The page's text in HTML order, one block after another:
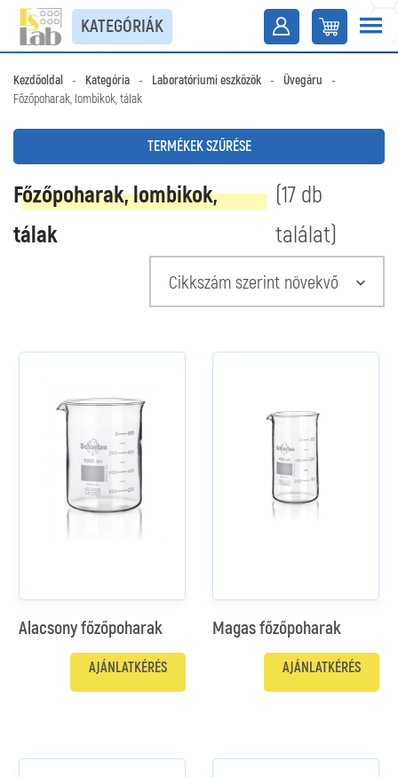
KATEGÓRIÁK
Kezdőoldal - Kategória - Laboratóriumi eszközök - Üvegáru
-
Főzőpoharak, lombikok, tálak
TERMÉKEK SZŰRÉSE
Főzőpoharak, lombikok,
tálak
(17 db
találat)
Cikkszám szerint növekvő
Alacsony főzőpoharak
AJÁNLATKÉRÉS
Magas főzőpoharak
AJÁNLATKÉRÉS